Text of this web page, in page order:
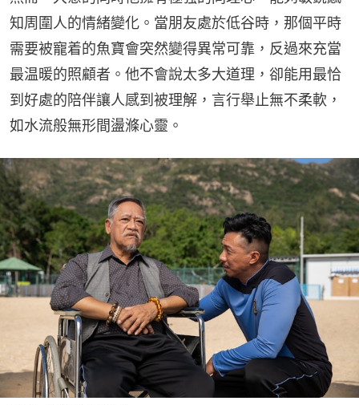
知周圍人的情緒變化。當朋友處於低谷時，那個平時
需要被寵着的魚寶會突然變得異常可靠，反過來充當
最温暖的照顧者。他不會說太多大道理，卻能用最恰
到好處的陪伴讓人感到被理解，言行舉止無不柔軟，
如水流般無形間盪滌心靈。